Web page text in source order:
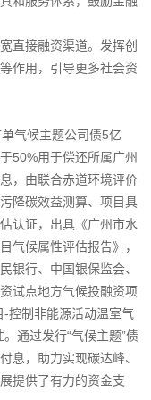
直接融资渠道。发挥创
作用，引导更多社会资
气候主题公司债5亿
50%用于偿还所属广州
，由联合赤道环境评价
降碳效益测算、项目具
认证，出具《广州市水
气候属性评估报告》，
银行、中国银保监会、
试点地方气候投融资项
-控制非能源活动温室气
通过发行“气候主题”债
息，助力实现碳达峰、
提供了有力的资金支